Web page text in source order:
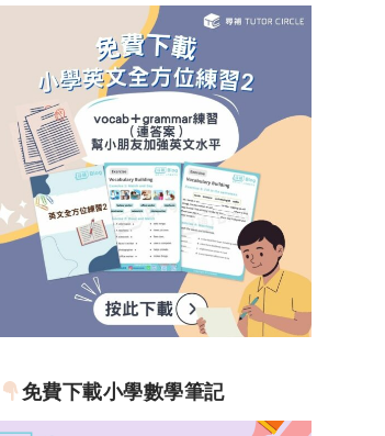
免費下載小學數學筆記